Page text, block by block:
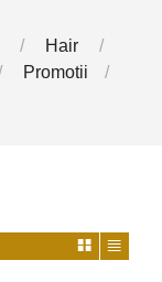
Hair
Promotii